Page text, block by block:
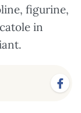
figurine,
in